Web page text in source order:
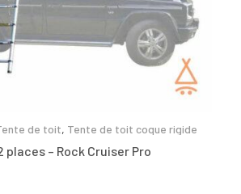
de toit, Tente de toit coque rigide
– Rock Cruiser Pro